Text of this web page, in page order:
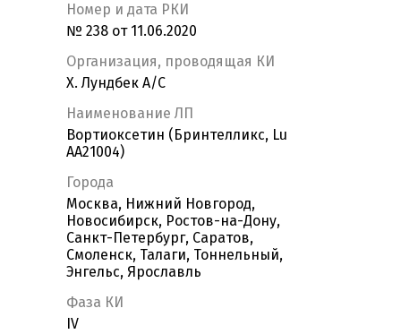
Номер и дата РКИ
№ 238 от 11.06.2020
Организация, проводящая КИ
Х. Лундбек А/С
Наименование ЛП
Вортиоксетин (Бринтелликс, Lu
AA21004)
Города
Москва, Нижний Новгород,
Новосибирск, Ростов-на-Дону,
Санкт-Петербург, Саратов,
Смоленск, Талаги, Тоннельный,
Энгельс, Ярославль
Фаза КИ
IV